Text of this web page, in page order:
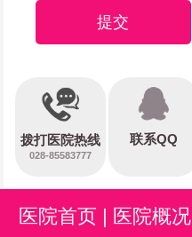
提交
拨打医院热线
028-85583777
联系QQ
医院首页 | 医院概况